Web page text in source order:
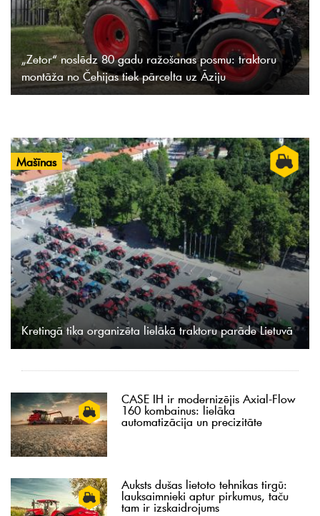
„Zetor“ noslēdz 80 gadu ražošanas posmu: traktoru
montāža no Čehijas tiek pārcelta uz Āziju
Mašīnas
Kretingā tika organizēta lielākā traktoru parāde Lietuvā
CASE IH ir modernizējis Axial-Flow
160 kombainus: lielāka
automatizācija un precizitāte
Auksts dušas lietoto tehnikas tirgū:
lauksaimnieki aptur pirkumus, taču
tam ir izskaidrojums